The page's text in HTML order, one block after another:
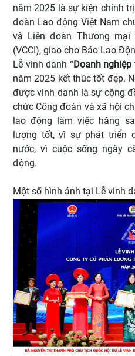
năm 2025 là sự kiện chính
đoàn Lao động Việt Nam
và Liên đoàn Thương mại
(VCCI), giao cho Báo Lao
Lễ vinh danh “Doanh
năm 2025 kết thúc tốt đẹp.
được vinh danh là sự cộng
chức Công đoàn và xã hội
lao động làm việc hăng
lượng tốt, vì sự phát triển
nước, vì cuộc sống ngày
động.
Một số hình ảnh tại Lễ vinh